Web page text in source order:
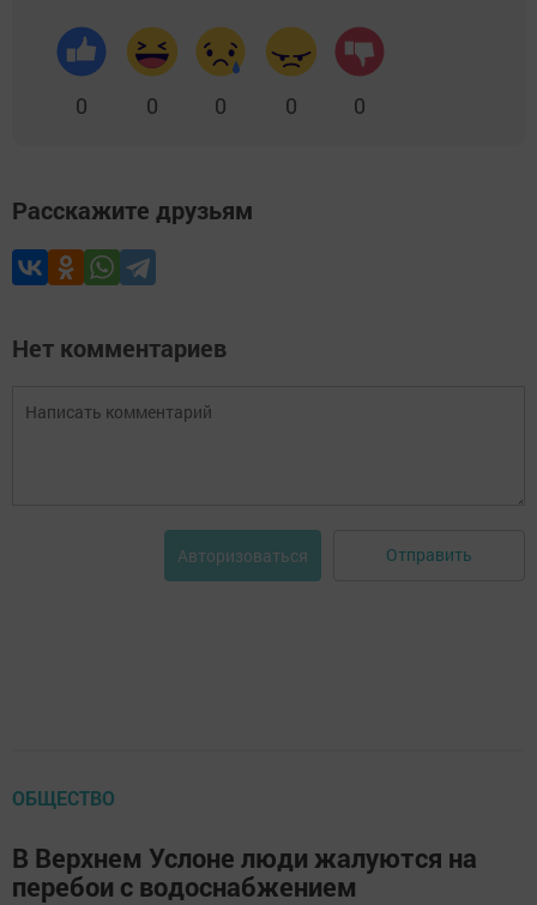
0 0 0 0 0
Расскажите друзьям
Нет комментариев
Авторизоваться Отправить
ОБЩЕСТВО
В Верхнем Услоне люди жалуются на
перебои с водоснабжением